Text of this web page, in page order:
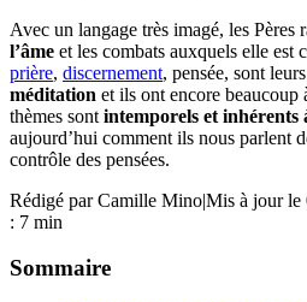
Avec un langage très imagé, les Pères
l’âme et les combats auxquels elle est
prière, discernement, pensée, sont leurs
méditation et ils ont encore beaucoup
thèmes sont intemporels et inhérents
aujourd’hui comment ils nous parlent
contrôle des pensées.
Rédigé parCamille Mino|Mis à jour le
: 7 min
Sommaire